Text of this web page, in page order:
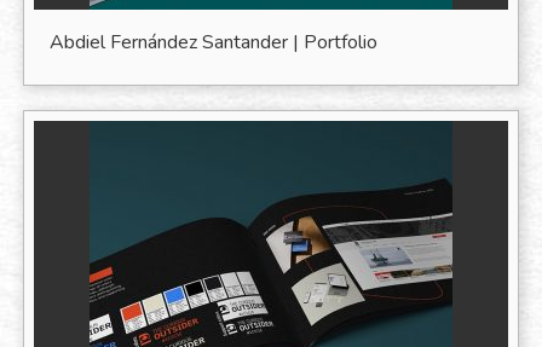
Abdiel Fernández Santander | Portfolio